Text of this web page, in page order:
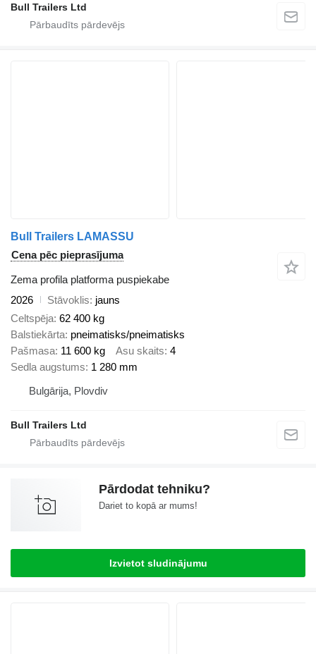
Bull Trailers Ltd
Bull Trailers LAMASSU
Cena pēc pieprasījuma
Zema profila platforma puspiekabe
2026
Stāvoklis jauns
Celtspēja 62 400 kg
Balstiekārta pneimatisks/pneimatisks
Pašmasa 11 600 kg Asu skaits 4
Sedla augstums 1 280 mm
Bulgārija, Plovdiv
Bull Trailers Ltd
Pārdodat tehniku?
Dariet to kopā ar mums!
Izvietot sludinājumu